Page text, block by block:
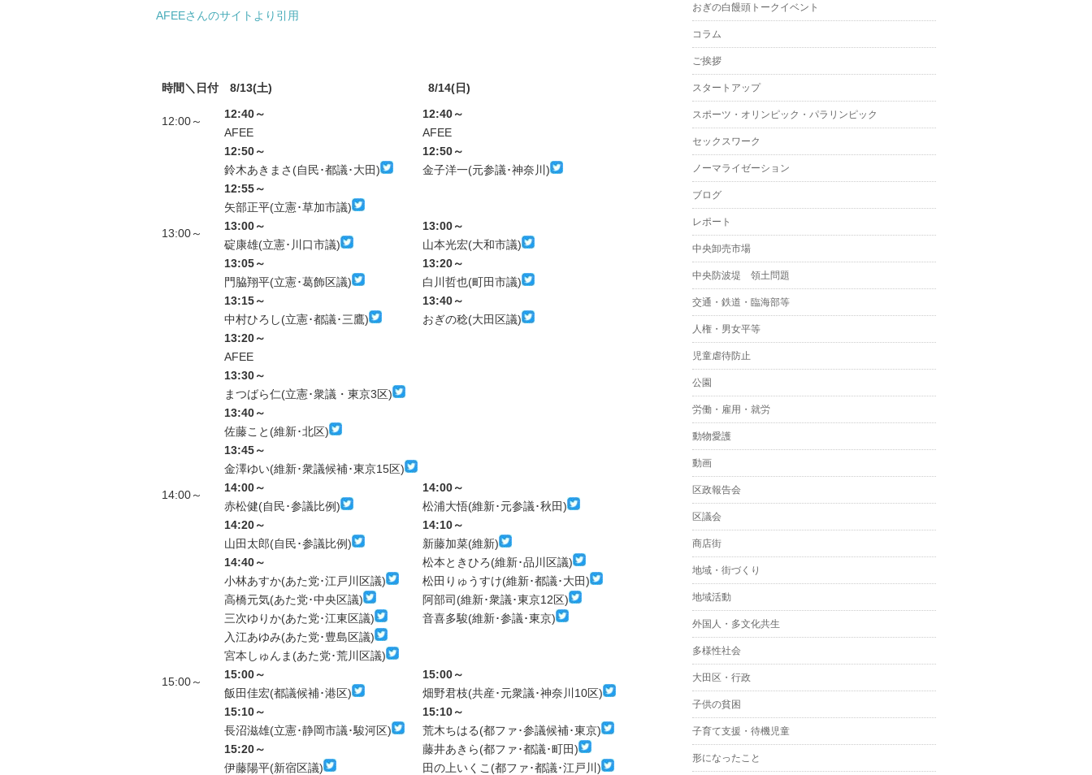
AFEEさんのサイトより引用
時間＼日付 8/13(土) 8/14(日)
12:00～
12:40～
AFEE
12:50～
鈴木あきまさ(自民･都議･大田)
12:55～
矢部正平(立憲･草加市議)
12:40～
AFEE
12:50～
金子洋一(元参議･神奈川)
13:00～
13:00～
碇康雄(立憲･川口市議)
13:05～
門脇翔平(立憲･葛飾区議)
13:15～
中村ひろし(立憲･都議･三鷹)
13:20～
AFEE
13:30～
まつばら仁(立憲･衆議・東京3区)
13:40～
佐藤こと(維新･北区)
13:45～
金澤ゆい(維新･衆議候補･東京15区)
13:00～
山本光宏(大和市議)
13:20～
白川哲也(町田市議)
13:40～
おぎの稔(大田区議)
14:00～
14:00～
赤松健(自民･参議比例)
14:20～
山田太郎(自民･参議比例)
14:40～
小林あすか(あた党･江戸川区議)
高橋元気(あた党･中央区議)
三次ゆりか(あた党･江東区議)
入江あゆみ(あた党･豊島区議)
宮本しゅんま(あた党･荒川区議)
14:00～
松浦大悟(維新･元参議･秋田)
14:10～
新藤加菜(維新)
松本ときひろ(維新･品川区議)
松田りゅうすけ(維新･都議･大田)
阿部司(維新･衆議･東京12区)
音喜多駿(維新･参議･東京)
15:00～
15:00～
飯田佳宏(都議候補･港区)
15:10～
長沼滋雄(立憲･静岡市議･駿河区)
15:20～
伊藤陽平(新宿区議)
15:00～
畑野君枝(共産･元衆議･神奈川10区)
15:10～
荒木ちはる(都ファ･参議候補･東京)
藤井あきら(都ファ･都議･町田)
田の上いくこ(都ファ･都議･江戸川)
おぎの白饅頭トークイベント
コラム
ご挨拶
スタートアップ
スポーツ・オリンピック・パラリンピック
セックスワーク
ノーマライゼーション
ブログ
レポート
中央卸売市場
中央防波堤 領土問題
交通・鉄道・臨海部等
人権・男女平等
児童虐待防止
公園
労働・雇用・就労
動物愛護
動画
区政報告会
区議会
商店街
地域・街づくり
地域活動
外国人・多文化共生
多様性社会
大田区・行政
子供の貧困
子育て支援・待機児童
形になったこと